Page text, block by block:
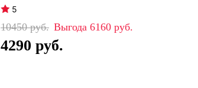
5
10450 6160
4290